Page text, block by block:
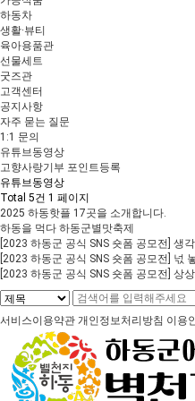
하동차
생활·뷰티
육아용품관
선물세트
굿즈관
고객센터
공지사항
자주 묻는 질문
1:1 문의
유튜브동영상
고향사랑기부 포인트등록
유튜브동영상
Total 5건 1 페이지
2025 하동핫플 17곳을 소개합니다.
하동을 먹다 하동군별맛축제
[2023 하동군 공식 SNS 숏폼 공모전] 생
[2023 하동군 공식 SNS 숏폼 공모전] 넋
[2023 하동군 공식 SNS 숏폼 공모전] 상
서비스이용약관 개인정보처리방침 이용